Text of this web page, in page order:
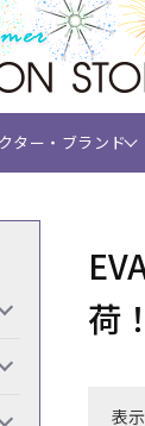
ター・ブランド
荷！
表